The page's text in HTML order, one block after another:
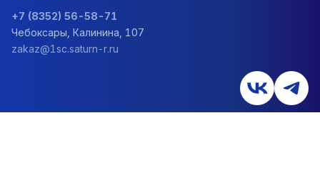
+7 (8352) 56-58-71
Чебоксары, Калинина, 107
zakaz@1sc.saturn-r.ru